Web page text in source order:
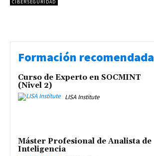
CIBERSEGURIDAD
Formación recomendada
Curso de Experto en SOCMINT
(Nivel 2)
LISA Institute
Máster Profesional de Analista de
Inteligencia